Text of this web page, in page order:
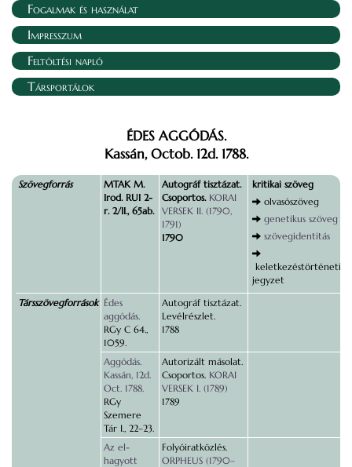
Fogalmak és használat
Impresszum
Feltöltési napló
Társportálok
ÉDES AGGÓDÁS.
Kassán, Octob. 12d. 1788.
Szövegforrás
MTAK M.
Irod. RUI 2-
r. 2/II., 65ab.
Autográf tisztázat.
Csoportos. KORAI
VERSEK II. (1790,
1791)
1790
kritikai szöveg
olvasószöveg
genetikus szöveg
szövegidentitás
keletkezéstörténeti
jegyzet
Társszövegforrások Édes
aggódás.
RGy C 64.,
1059.
Autográf tisztázat.
Levélrészlet.
1788
Aggódás.
Kassán, 12d.
Oct. 1788.
RGy
Szemere
Tár I., 22–23.
Autorizált másolat.
Csoportos. KORAI
VERSEK I. (1789)
1789
Az el-
hagyott
Folyóiratközlés.
ORPHEUS (1790–